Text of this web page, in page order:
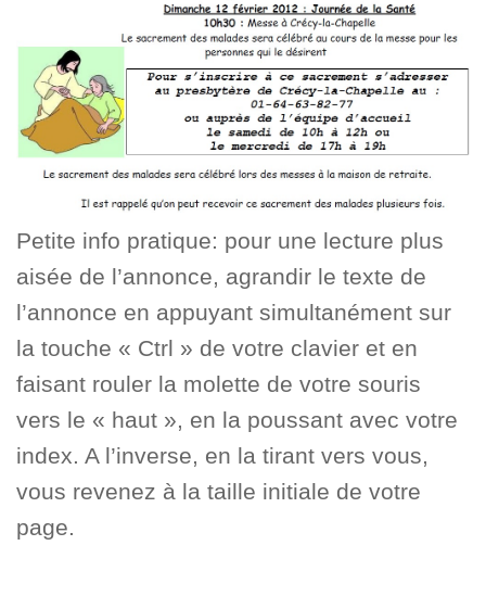
Petite info pratique: pour une lecture plus
aisée de l’annonce, agrandir le texte de
l’annonce en appuyant simultanément sur
la touche « Ctrl » de votre clavier et en
faisant rouler la molette de votre souris
vers le « haut », en la poussant avec votre
index. A l’inverse, en la tirant vers vous,
vous revenez à la taille initiale de votre
page.